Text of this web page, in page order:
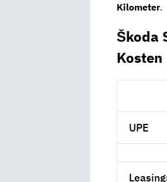
Kilometer.
Škoda
Kosten
UPE